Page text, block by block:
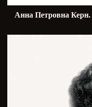
Анна Петровна Керн.